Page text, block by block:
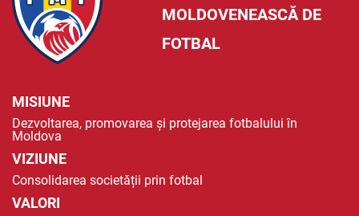
MOLDOVENEASCĂ DE
FOTBAL
MISIUNE
Dezvoltarea, promovarea și protejarea fotbalului în
Moldova
VIZIUNE
Consolidarea societății prin fotbal
VALORI